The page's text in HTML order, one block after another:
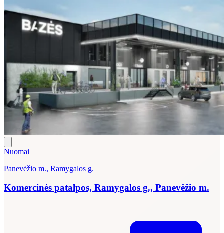
Nuomai
Panevėžio m., Ramygalos g.
Komercinės patalpos, Ramygalos g., Panevėžio m.